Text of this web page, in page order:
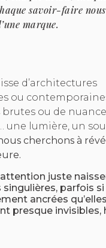
savoir-faire
marque.
d’architectures
ou
brutes ou de
une lumière, un
cherchons à
juste
singulières, parfois si
ancrées
presque invisibles,